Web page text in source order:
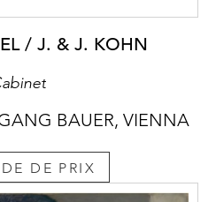
/ J. & J. KOHN
BAUER, VIENNA
DE PRIX